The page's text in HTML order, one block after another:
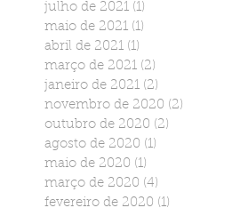
julho de 2021 (1)
maio de 2021 (1)
abril de 2021 (1)
março de 2021 (2)
janeiro de 2021 (2)
novembro de 2020 (2)
outubro de 2020 (2)
agosto de 2020 (1)
maio de 2020 (1)
março de 2020 (4)
fevereiro de 2020 (1)